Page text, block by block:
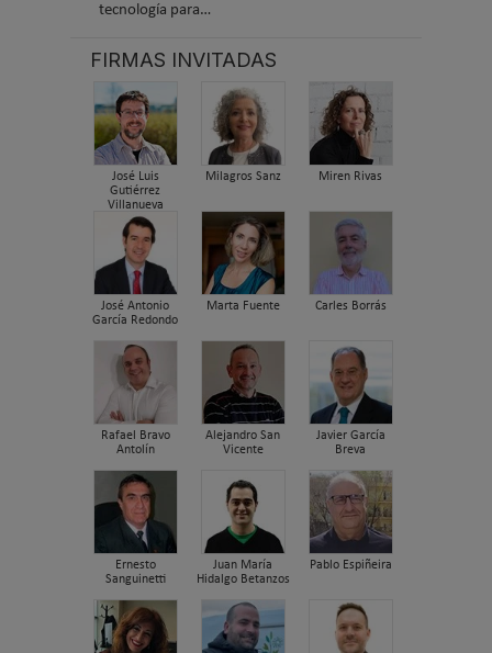
tecnología para…
FIRMAS INVITADAS
José Luis
Gutiérrez
Villanueva
Milagros Sanz Miren Rivas
José Antonio
García Redondo
Marta Fuente Carles Borrás
Rafael Bravo
Antolín
Alejandro San
Vicente
Javier García
Breva
Ernesto
Sanguinetti
Juan María
Hidalgo Betanzos
Pablo Espiñeira